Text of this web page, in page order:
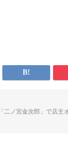
二ノ宮金次郎」で店主